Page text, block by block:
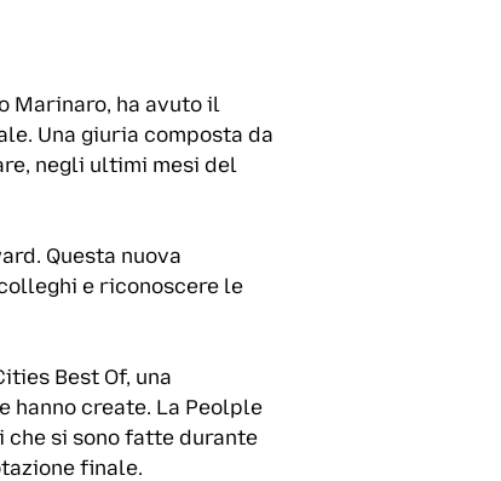
Marinaro, ha avuto il
Una giuria composta da
negli ultimi mesi del
Questa nuova
e riconoscere le
Best Of, una
hanno create. La Peolple
si sono fatte durante
finale.